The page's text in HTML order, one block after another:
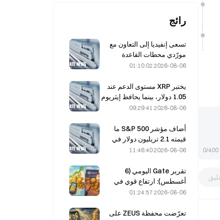
0/400
رائج
تسعى إنفيديا إلى التعاون مع
مورّدي محطات القاعدة
الصينيين المزوّدة بالذكاء
السادس (6G).
2026-08-06 01:10:02
يختبر XRP مستوى الدعم عند
1.05 دولار، بينما يحافظ إيثريوم
على مستوى 1,908 دولارات
2026-08-06 09:29:41
أضاف مؤشر S&P 500 ما
قيمته 2.1 تريليون دولار في
أغسطس، مرتفعًا بنسبة
سوى مكاسب بنسبة 2%.
2026-08-06 11:46:40
تقرير Gate اليومي (6
أغسطس): ارتفاع قوي في
الأسهم الممتازة لشركة
ترفع توقعاتها للعام 2026
2026-08-06 01:24:57
تعرّضت محفظة ZEUS على